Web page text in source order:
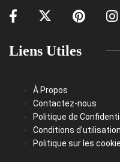
Liens Utiles
À Propos
Contactez-nous
Politique de
Conditions d’utilisation
Politique sur les